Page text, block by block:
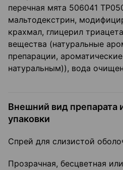
перечная мята 506041
мальтодекстрин,
крахмал, глицерил
вещества (натуральные
препарации,
натуральным)), вода
Внешний вид препарата
упаковки
Спрей для слизистой
Прозрачная, бесцветная